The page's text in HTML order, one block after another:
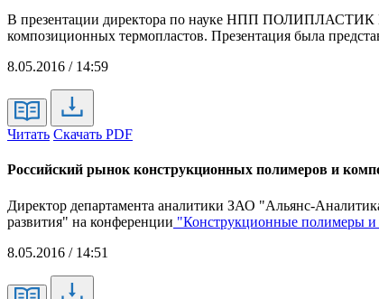
В презентации директора по науке НПП ПОЛИПЛАСТИК
композиционных термопластов. Презентация была
8.05.2016 / 14:59
Читать Скачать PDF
Российский рынок конструкционных полимеров и
Директор департамента аналитики ЗАО "Альянс-
развития" на конференции "Конструкционные полимеры и
8.05.2016 / 14:51